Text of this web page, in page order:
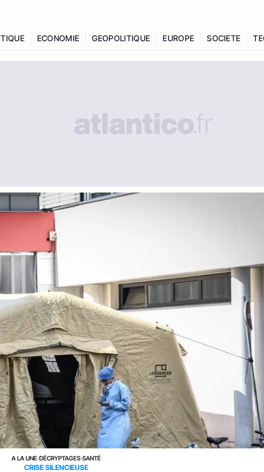
ECONOMIE GEOPOLITIQUE EUROPE SOCIETE
A LA UNE›DÉCRYPTAGES›SANTÉ
CRISE SILENCIEUSE